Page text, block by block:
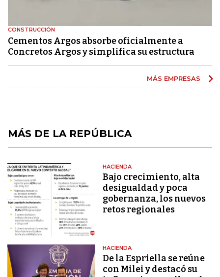
CONSTRUCCIÓN
Cementos Argos absorbe oficialmente a
Concretos Argos y simplifica su estructura
MÁS EMPRESAS
MÁS DE LA REPÚBLICA
HACIENDA
Bajo crecimiento, alta
desigualdad y poca
gobernanza, los nuevos
retos regionales
HACIENDA
De la Espriella se reúne
con Milei y destacó su